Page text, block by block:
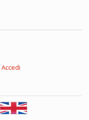
Accedi